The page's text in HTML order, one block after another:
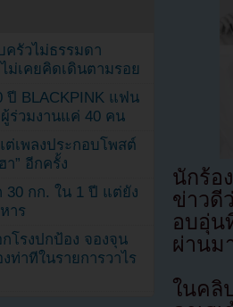
นักร้อ
ข่าวดี
อบอุ่
ผ่านม
ในคลิ
ครัวไม่ธรรมดา
เคยคิดเดินตามรอย
ปี BLACKPINK แฟน
ร่วมงานแค่ 40 คน
เพลงประกอบโพสต์
” อีกครั้ง
กก. ใน 1 ปี แต่ยัง
าร
โรงปกป้อง จองจุน
ท่าทีในรายการวาไร